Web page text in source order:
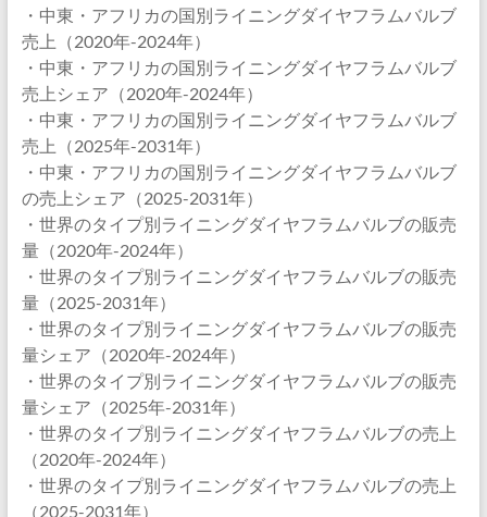
・中東・アフリカの国別ライニングダイヤフラムバルブ
売上（2020年-2024年）
・中東・アフリカの国別ライニングダイヤフラムバルブ
売上シェア（2020年-2024年）
・中東・アフリカの国別ライニングダイヤフラムバルブ
売上（2025年-2031年）
・中東・アフリカの国別ライニングダイヤフラムバルブ
の売上シェア（2025-2031年）
・世界のタイプ別ライニングダイヤフラムバルブの販売
量（2020年-2024年）
・世界のタイプ別ライニングダイヤフラムバルブの販売
量（2025-2031年）
・世界のタイプ別ライニングダイヤフラムバルブの販売
量シェア（2020年-2024年）
・世界のタイプ別ライニングダイヤフラムバルブの販売
量シェア（2025年-2031年）
・世界のタイプ別ライニングダイヤフラムバルブの売上
（2020年-2024年）
・世界のタイプ別ライニングダイヤフラムバルブの売上
（2025-2031年）